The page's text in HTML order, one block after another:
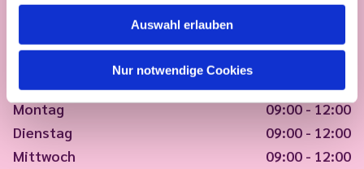
Auswahl erlauben
Nur notwendige Cookies
Montag
09:00 - 12:00
Dienstag
09:00 - 12:00
Mittwoch
09:00 - 12:00